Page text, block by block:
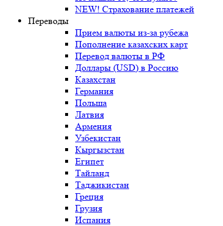
NEW! Страхование платежей
Переводы
Прием валюты из-за рубежа
Пополнение казахских карт
Перевод валюты в РФ
Доллары (USD) в Россию
Казахстан
Германия
Польша
Латвия
Армения
Узбекистан
Кыргызстан
Египет
Тайланд
Таджикистан
Греция
Грузия
Испания